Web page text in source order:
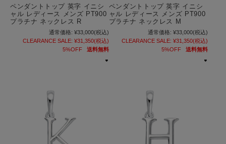
ペンダントトップ 英字 イニシ
ャル レディース メンズ PT900
プラチナ ネックレス R
通常価格: ¥33,000(税込)
CLEARANCE SALE: ¥31,350(税込)
5%OFF
送料無料
ペンダントトップ 英字 イニシ
ャル レディース メンズ PT900
プラチナ ネックレス M
通常価格: ¥33,000(税込)
CLEARANCE SALE: ¥31,350(税込)
5%OFF
送料無料